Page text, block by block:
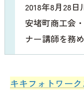
2018年8月28
安堵町商工会
ナー講師を務
キキフォトワー